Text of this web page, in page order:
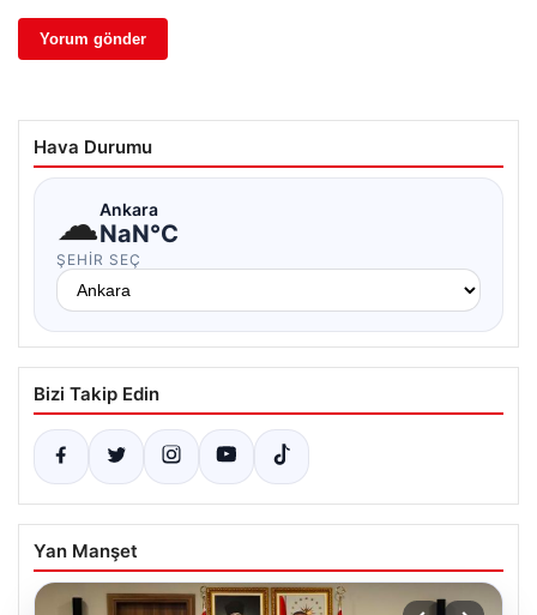
Hava Durumu
☁Ankara
NaN°C
ŞEHIR SEÇ
Bizi Takip Edin
Yan Manşet